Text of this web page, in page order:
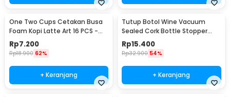
One Two Cups Cetakan Busa
Foam Kopi Latte Art 16 PCS -
JJYE01
Rp7.200
Rp18.900 62%
+ Keranjang
Tutup Botol Wine Vacuum
Sealed Cork Bottle Stopper
Stainless Steel - G94529
Rp15.400
Rp32.900 54%
+ Keranjang